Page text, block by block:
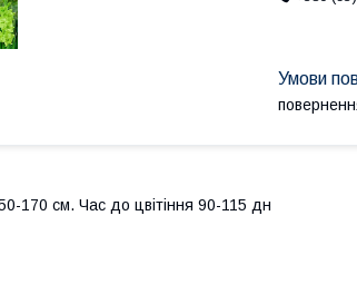
170 см. Час до цвітіння 90-115 дн